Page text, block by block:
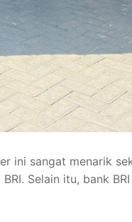
ini sangat menarik
Selain itu, bank